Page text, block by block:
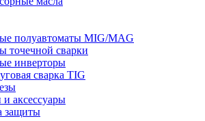
полуавтоматы MIG/MAG
точечной сварки
инверторы
сварка TIG
и аксессуары
защиты